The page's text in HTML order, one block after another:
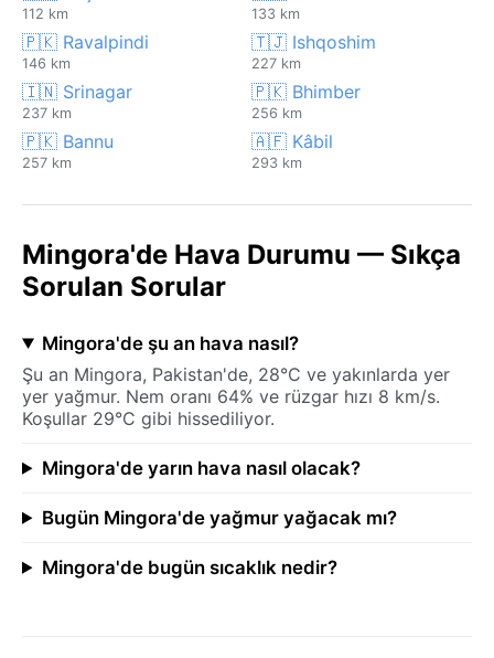
112 km 133 km
🇵🇰 Ravalpindi
146 km
🇹🇯 Ishqoshim
227 km
🇮🇳 Srinagar
237 km
🇵🇰 Bhimber
256 km
🇵🇰 Bannu
257 km
🇦🇫 Kâbil
293 km
Mingora'de Hava Durumu — Sıkça
Sorulan Sorular
Mingora'de şu an hava nasıl?
Şu an Mingora, Pakistan'de, 28°C ve yakınlarda yer
yer yağmur. Nem oranı 64% ve rüzgar hızı 8 km/s.
Koşullar 29°C gibi hissediliyor.
Mingora'de yarın hava nasıl olacak?
Bugün Mingora'de yağmur yağacak mı?
Mingora'de bugün sıcaklık nedir?